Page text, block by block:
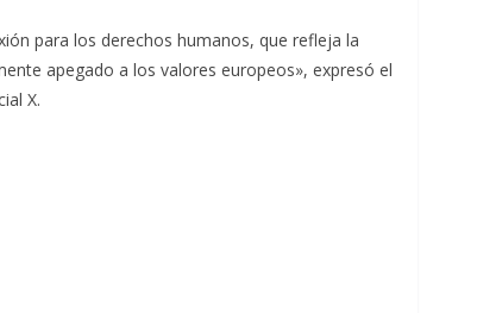
para los derechos humanos, que refleja la
apegado a los valores europeos», expresó el
X.